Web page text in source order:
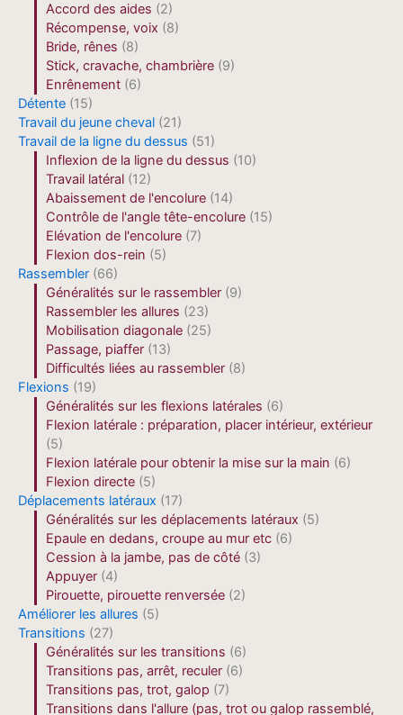
Accord des aides (2)
Récompense, voix (8)
Bride, rênes (8)
Stick, cravache, chambrière (9)
Enrênement (6)
Détente (15)
Travail du jeune cheval (21)
Travail de la ligne du dessus (51)
Inflexion de la ligne du dessus (10)
Travail latéral (12)
Abaissement de l'encolure (14)
Contrôle de l'angle tête-encolure (15)
Elévation de l'encolure (7)
Flexion dos-rein (5)
Rassembler (66)
Généralités sur le rassembler (9)
Rassembler les allures (23)
Mobilisation diagonale (25)
Passage, piaffer (13)
Difficultés liées au rassembler (8)
Flexions (19)
Généralités sur les flexions latérales (6)
Flexion latérale : préparation, placer intérieur, extérieur
(5)
Flexion latérale pour obtenir la mise sur la main (6)
Flexion directe (5)
Déplacements latéraux (17)
Généralités sur les déplacements latéraux (5)
Epaule en dedans, croupe au mur etc (6)
Cession à la jambe, pas de côté (3)
Appuyer (4)
Pirouette, pirouette renversée (2)
Améliorer les allures (5)
Transitions (27)
Généralités sur les transitions (6)
Transitions pas, arrêt, reculer (6)
Transitions pas, trot, galop (7)
Transitions dans l'allure (pas, trot ou galop rassemblé,